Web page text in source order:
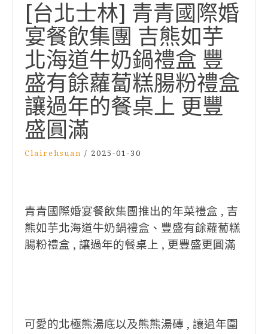
[台北士林] 青青國際婚
宴餐飲集團 吉熊如芋
北海道牛奶鍋禮盒 豐
盛有餘蘿蔔糕腸粉禮盒
讓過年的餐桌上 更豐
盛圓滿
Clairehsuan / 2025-01-30
青青國際婚宴餐飲集團推出的年菜禮盒 , 吉
熊如芋北海道牛奶鍋禮盒、豐盛有餘蘿蔔糕
腸粉禮盒 , 讓過年的餐桌上 , 更豐盛更圓滿
可愛的北極熊湯底以及熊熊湯磚 , 讓過年圍